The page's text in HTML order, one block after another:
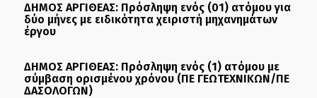
ΔΗΜΟΣ ΑΡΓΙΘΕΑΣ: Πρόσληψη ενός (01) ατόμου για
δύο μήνες με ειδικότητα χειριστή μηχανημάτων
έργου
ΔΗΜΟΣ ΑΡΓΙΘΕΑΣ: Πρόσληψη ενός (1) ατόμου με
σύμβαση ορισμένου χρόνου (ΠΕ ΓΕΩΤΕΧΝΙΚΩΝ/ΠΕ
ΔΑΣΟΛΟΓΩΝ)